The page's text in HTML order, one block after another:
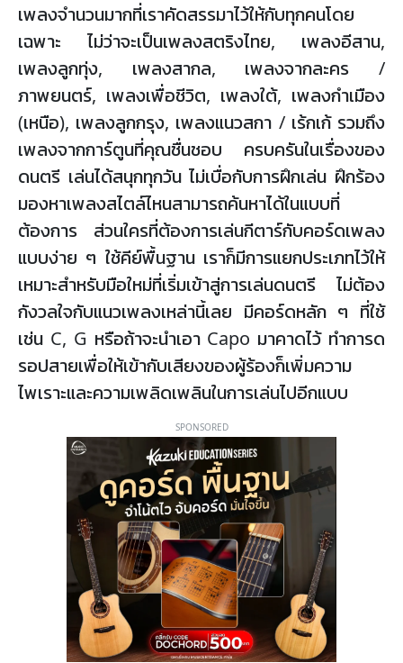
เพลงจำนวนมากที่เราคัดสรรมาไว้ให้กับทุกคนโดย
เฉพาะ ไม่ว่าจะเป็นเพลงสตริงไทย, เพลงอีสาน,
เพลงลูกทุ่ง, เพลงสากล, เพลงจากละคร /
ภาพยนตร์, เพลงเพื่อชีวิต, เพลงใต้, เพลงกำเมือง
(เหนือ), เพลงลูกกรุง, เพลงแนวสกา / เร้กเก้ รวมถึง
เพลงจากการ์ตูนที่คุณชื่นชอบ ครบครันในเรื่องของ
ดนตรี เล่นได้สนุกทุกวัน ไม่เบื่อกับการฝึกเล่น ฝึกร้อง
มองหาเพลงสไตล์ไหนสามารถค้นหาได้ในแบบที่
ต้องการ ส่วนใครที่ต้องการเล่นกีตาร์กับคอร์ดเพลง
แบบง่าย ๆ ใช้คีย์พื้นฐาน เราก็มีการแยกประเภทไว้ให้
เหมาะสำหรับมือใหม่ที่เริ่มเข้าสู่การเล่นดนตรี ไม่ต้อง
กังวลใจกับแนวเพลงเหล่านี้เลย มีคอร์ดหลัก ๆ ที่ใช้
เช่น C, G หรือถ้าจะนำเอา Capo มาคาดไว้ ทำการด
รอปสายเพื่อให้เข้ากับเสียงของผู้ร้องก็เพิ่มความ
ไพเราะและความเพลิดเพลินในการเล่นไปอีกแบบ
SPONSORED